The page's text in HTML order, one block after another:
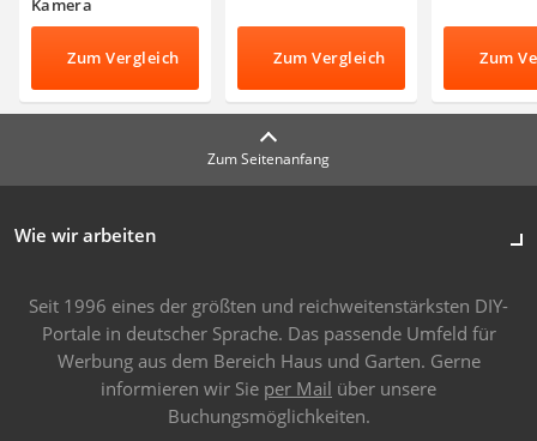
Kamera
Zum Vergleich Zum Vergleich Zum
Zum Seitenanfang
Wie wir arbeiten
Seit 1996 eines der größten und reichweitenstärksten DIY-
Portale in deutscher Sprache. Das passende Umfeld für
Werbung aus dem Bereich Haus und Garten. Gerne
informieren wir Sie per Mail über unsere
Buchungsmöglichkeiten.